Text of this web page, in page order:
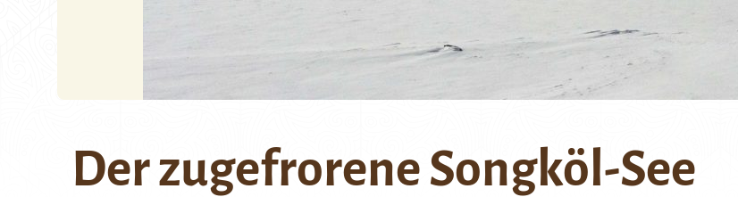
Der zugefrorene Songköl-See